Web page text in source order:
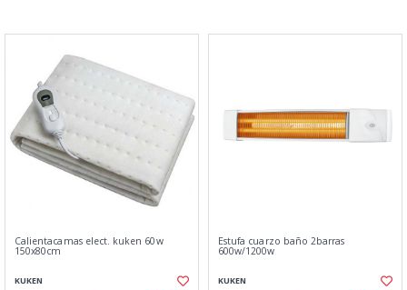
Calientacamas elect. kuken 60w
150x80cm
KUKEN
Estufa cuarzo baño 2barras
600w/1200w
KUKEN